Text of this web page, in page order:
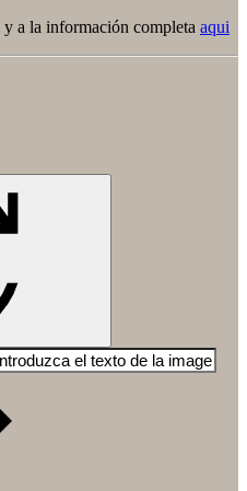
y a la información completa aqui